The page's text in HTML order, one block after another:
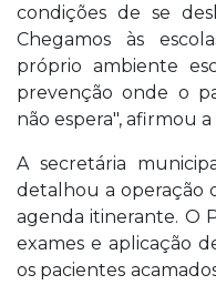
condições de se
Chegamos às
próprio ambiente
prevenção onde o
não espera", afirmou a
A secretária
detalhou a operação
agenda itinerante. O
exames e aplicação
os pacientes